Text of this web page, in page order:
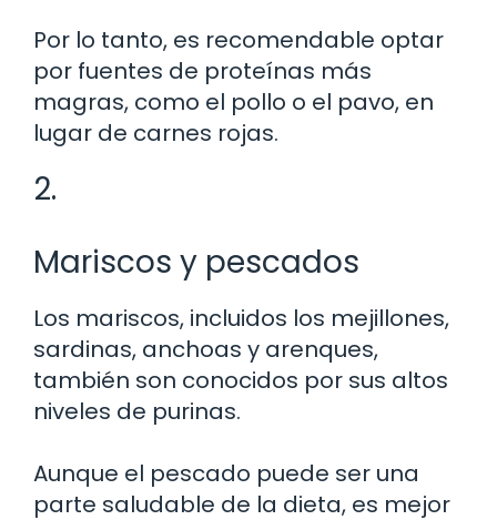
Por lo tanto, es recomendable optar
por fuentes de proteínas más
magras, como el pollo o el pavo, en
lugar de carnes rojas.
2.
Mariscos y pescados
Los mariscos, incluidos los mejillones,
sardinas, anchoas y arenques,
también son conocidos por sus altos
niveles de purinas.
Aunque el pescado puede ser una
parte saludable de la dieta, es mejor